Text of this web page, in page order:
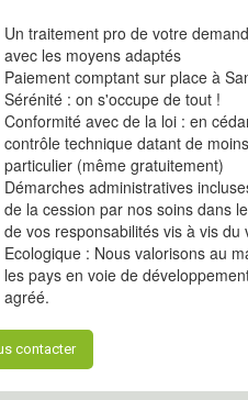
Un traitement pro de votre
avec les moyens adaptés
Paiement comptant sur place à
Sérénité : on s'occupe de tout !
Conformité avec de la loi : en
contrôle technique datant de
particulier (même gratuitement)
Démarches administratives
de la cession par nos soins dans
de vos responsabilités vis à vis du
Ecologique : Nous valorisons au
les pays en voie de
agréé.
contacter